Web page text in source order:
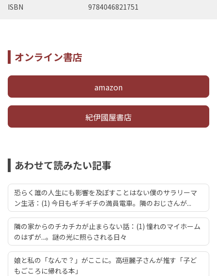
ISBN
9784046821751
オンライン書店
amazon
紀伊國屋書店
あわせて読みたい記事
恐らく誰の人生にも影響を及ぼすことはない僕のサラリーマ
ン生活：(1) 今日もギチギチの満員電車。隣のおじさんが...
隣の家からのチカチカが止まらない話：(1) 憧れのマイホーム
のはずが...。謎の光に照らされる日々
娘と私の「なんで？」がここに。高垣麗子さんが推す「子ど
もごころに帰れる本」